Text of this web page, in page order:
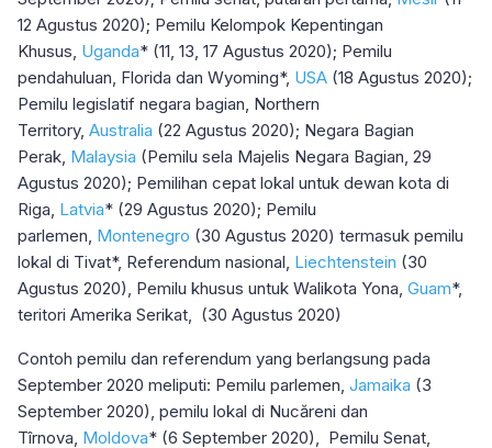
12 Agustus 2020); Pemilu Kelompok Kepentingan
Khusus, Uganda* (11, 13, 17 Agustus 2020); Pemilu
pendahuluan, Florida dan Wyoming*, USA (18 Agustus 2020);
Pemilu legislatif negara bagian, Northern
Territory, Australia (22 Agustus 2020); Negara Bagian
Perak, Malaysia (Pemilu sela Majelis Negara Bagian, 29
Agustus 2020); Pemilihan cepat lokal untuk dewan kota di
Riga, Latvia* (29 Agustus 2020); Pemilu
parlemen, Montenegro (30 Agustus 2020) termasuk pemilu
lokal di Tivat*, Referendum nasional, Liechtenstein (30
Agustus 2020), Pemilu khusus untuk Walikota Yona, Guam*,
teritori Amerika Serikat, (30 Agustus 2020)
Contoh pemilu dan referendum yang berlangsung pada
September 2020 meliputi: Pemilu parlemen, Jamaika (3
September 2020), pemilu lokal di Nucăreni dan
Tîrnova, Moldova* (6 September 2020), Pemilu Senat,